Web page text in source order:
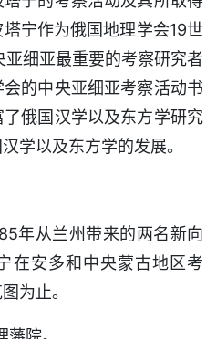
宁作为俄国地理学会19世
细亚最重要的考察研究者
的中央亚细亚考察活动书
俄国汉学以及东方学研究
学以及东方学的发展。
年从兰州带来的两名新向
在安多和中央蒙古地区考
为止。